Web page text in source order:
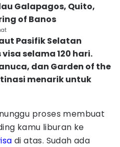
Galapagos, Quito,
of Banos
Pasifik Selatan
selama 120 hari.
dan Garden of the
menarik untuk
proses membuat
kamu liburan ke
di atas. Sudah ada